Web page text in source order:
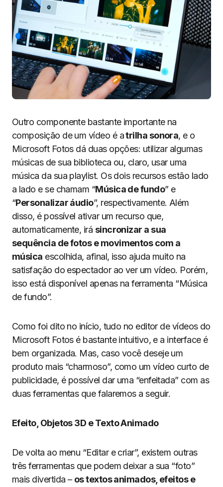
Outro componente bastante importante na
composição de um vídeo é atrilha sonora, e o
Microsoft Fotos dá duas opções: utilizar algumas
músicas de sua biblioteca ou, claro, usar uma
música da sua playlist. Os dois recursos estão lado
a lado e se chamam “Música de fundo” e
“Personalizar áudio”, respectivamente. Além
disso, é possível ativar um recurso que,
automaticamente, irá sincronizar a sua
sequência de fotos e movimentos com a
música escolhida, afinal, isso ajuda muito na
satisfação do espectador ao ver um vídeo. Porém,
isso está disponível apenas na ferramenta “Música
de fundo”.
Como foi dito no início, tudo no editor de vídeos do
Microsoft Fotos é bastante intuitivo, e a interface é
bem organizada. Mas, caso você deseje um
produto mais “charmoso”, como um vídeo curto de
publicidade, é possível dar uma “enfeitada” com as
duas ferramentas que falaremos a seguir.
Efeito, Objetos 3D e Texto Animado
De volta ao menu “Editar e criar”, existem outras
três ferramentas que podem deixar a sua “foto”
mais divertida – os textos animados, efeitos e